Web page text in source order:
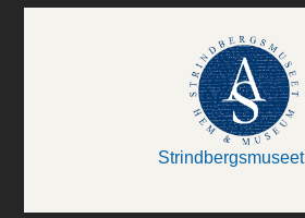
Strindbergsmuseet